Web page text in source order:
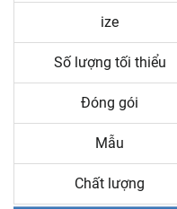
ize
Số lượng tối thiểu
Đóng gói
Mẫu
Chất lượng